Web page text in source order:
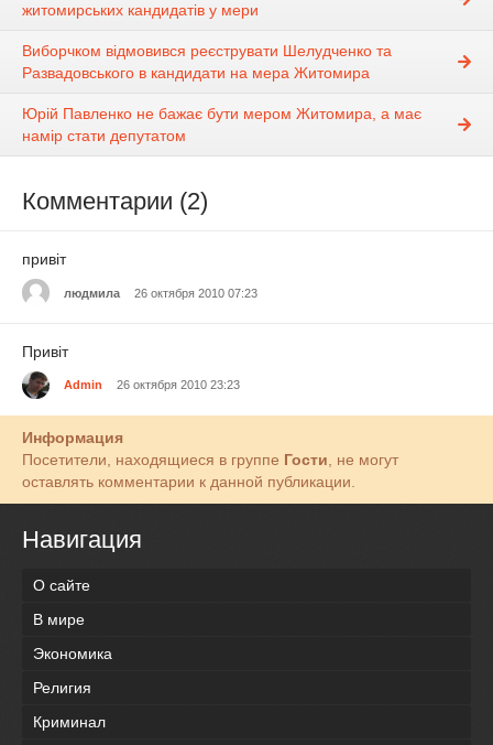
житомирських кандидатів у мери
Виборчком відмовився реєструвати Шелудченко та
Развадовського в кандидати на мера Житомира
Юрій Павленко не бажає бути мером Житомира, а має
намір стати депутатом
Комментарии (2)
привіт
людмила 26 октября 2010 07:23
Привіт
Admin 26 октября 2010 23:23
Информация
Посетители, находящиеся в группе Гости , не могут
оставлять комментарии к данной публикации.
Навигация
О сайте
В мире
Экономика
Религия
Криминал